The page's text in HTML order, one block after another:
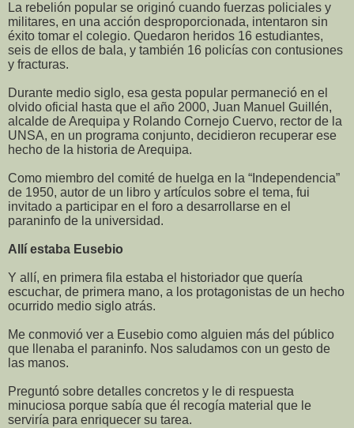
La rebelión popular se originó cuando fuerzas policiales y
militares, en una acción desproporcionada, intentaron sin
éxito tomar el colegio. Quedaron heridos 16 estudiantes,
seis de ellos de bala, y también 16 policías con contusiones
y fracturas.
Durante medio siglo, esa gesta popular permaneció en el
olvido oficial hasta que el año 2000, Juan Manuel Guillén,
alcalde de Arequipa y Rolando Cornejo Cuervo, rector de la
UNSA, en un programa conjunto, decidieron recuperar ese
hecho de la historia de Arequipa.
Como miembro del comité de huelga en la “Independencia”
de 1950, autor de un libro y artículos sobre el tema, fui
invitado a participar en el foro a desarrollarse en el
paraninfo de la universidad.
Allí estaba Eusebio
Y allí, en primera fila estaba el historiador que quería
escuchar, de primera mano, a los protagonistas de un hecho
ocurrido medio siglo atrás.
Me conmovió ver a Eusebio como alguien más del público
que llenaba el paraninfo. Nos saludamos con un gesto de
las manos.
Preguntó sobre detalles concretos y le di respuesta
minuciosa porque sabía que él recogía material que le
serviría para enriquecer su tarea.